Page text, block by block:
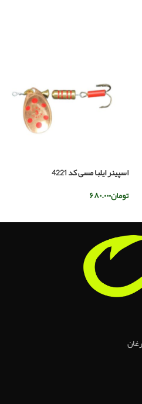
اسپینر ایلبا مسی کد 4221
تومان۶۸۰.۰۰۰